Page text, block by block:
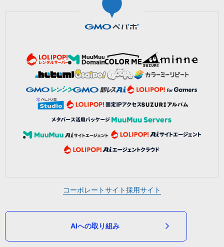
コーポレートサイト採用サイト
AIへの取り組み